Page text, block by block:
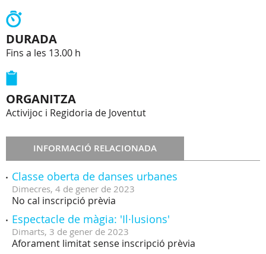
DURADA
Fins a les 13.00 h
ORGANITZA
Activijoc i Regidoria de Joventut
INFORMACIÓ RELACIONADA
Classe oberta de danses urbanes
Dimecres, 4 de gener de 2023
No cal inscripció prèvia
Espectacle de màgia: 'Il·lusions'
Dimarts, 3 de gener de 2023
Aforament limitat sense inscripció prèvia